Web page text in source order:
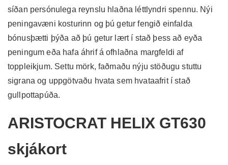
síðan persónulega reynslu hlaðna léttlyndri spennu. Nýi
peningavæni kosturinn og þú getur fengið einfalda
bónusþætti þýða að þú getur lært í stað þess að eyða
peningum eða hafa áhrif á ofhlaðna margfeldi af
toppleikjum. Settu mörk, faðmaðu nýju stöðugu stuttu
sigrana og uppgötvaðu hvata sem hvataafrit í stað
gullpottapúða.
ARISTOCRAT HELIX GT630
skjákort